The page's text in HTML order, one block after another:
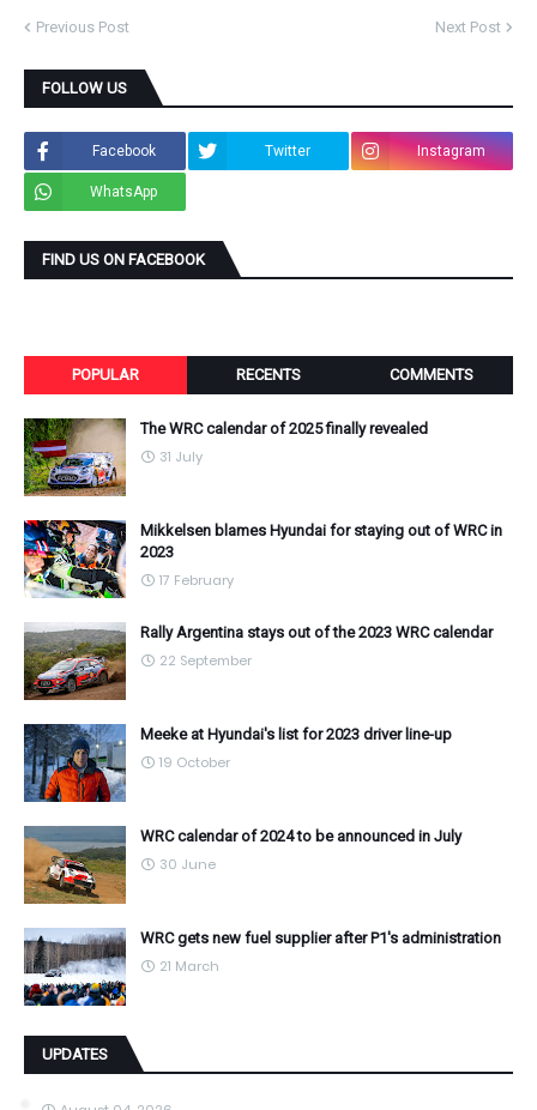
Previous Post Next Post
FOLLOW US
Facebook Twitter Instagram
WhatsApp
FIND US ON FACEBOOK
POPULAR RECENTS COMMENTS
The WRC calendar of 2025 finally revealed
31 July
Mikkelsen blames Hyundai for staying out of WRC in
2023
17 February
Rally Argentina stays out of the 2023 WRC calendar
22 September
Meeke at Hyundai's list for 2023 driver line-up
19 October
WRC calendar of 2024 to be announced in July
30 June
WRC gets new fuel supplier after P1's administration
21 March
UPDATES